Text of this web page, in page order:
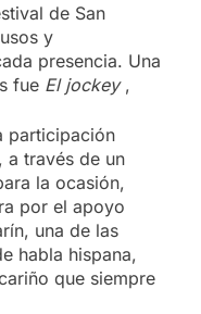
de San
y
presencia. Una
fue El jockey,
participación
a través de un
la ocasión,
por el apoyo
una de las
habla hispana,
que siempre